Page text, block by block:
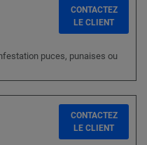
puces, punaises ou
CONTACTEZ
LE CLIENT
CONTACTEZ
LE CLIENT